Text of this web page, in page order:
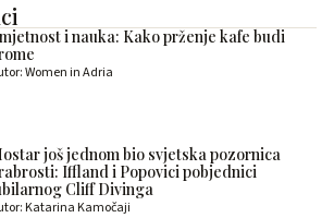
i nauka: Kako prženje kafe budi
Women in Adria
još jednom bio svjetska pozornica
Iffland i Popovici pobjednici
Cliff Divinga
Katarina Kamočaji